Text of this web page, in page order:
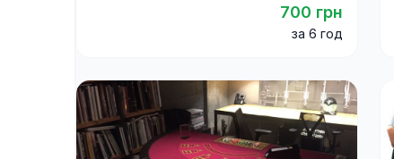
700 грн
за 6 год